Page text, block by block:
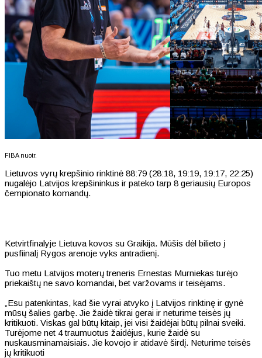
FIBA nuotr.
Lietuvos vyrų krepšinio rinktinė 88:79 (28:18, 19:19, 19:17, 22:25)
nugalėjo Latvijos krepšininkus ir pateko tarp 8 geriausių Europos
čempionato komandų.
Ketvirtfinalyje Lietuva kovos su Graikija. Mūšis dėl bilieto į
pusfiinalį Rygos arenoje vyks antradienį.
Tuo metu Latvijos moterų treneris Ernestas Murniekas turėjo
priekaištų ne savo komandai, bet varžovams ir teisėjams.
„Esu patenkintas, kad šie vyrai atvyko į Latvijos rinktinę ir gynė
mūsų šalies garbę. Jie žaidė tikrai gerai ir neturime teisės jų
kritikuoti. Viskas gal būtų kitaip, jei visi žaidėjai būtų pilnai sveiki.
Turėjome net 4 traumuotus žaidėjus, kurie žaidė su
nuskausminamaisiais. Jie kovojo ir atidavė širdį. Neturime teisės
jų kritikuoti